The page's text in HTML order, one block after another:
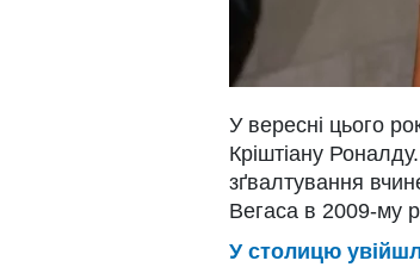
У вересні цього
Кріштіану
зґвалтування
Вегаса в 2009-му
У столицю